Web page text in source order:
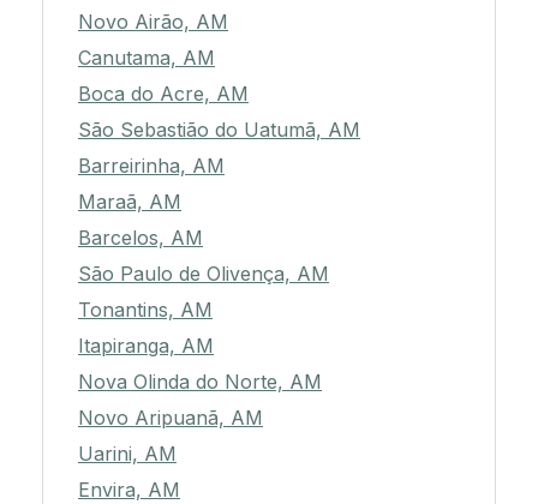
Novo Airão, AM
Canutama, AM
Boca do Acre, AM
São Sebastião do Uatumã, AM
Barreirinha, AM
Maraã, AM
Barcelos, AM
São Paulo de Olivença, AM
Tonantins, AM
Itapiranga, AM
Nova Olinda do Norte, AM
Novo Aripuanã, AM
Uarini, AM
Envira, AM